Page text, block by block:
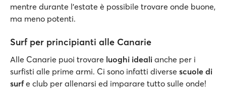
mentre durante l'estate è possibile trovare onde buone,
ma meno potenti.
Surf per principianti alle Canarie
Alle Canarie puoi trovare luoghi ideali anche per i
surfisti alle prime armi. Ci sono infatti diverse scuole di
surfe club per allenarsi ed imparare tutto sulle onde!